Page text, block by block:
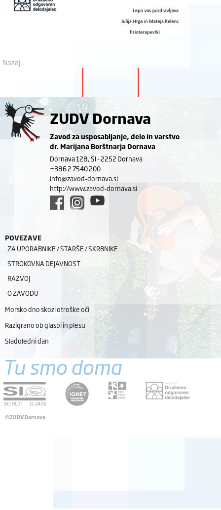
Nazaj
ZUDV Dornava
Zavod za usposabljanje, delo in varstvo
dr. Marijana Borštnarja Dornava
Dornava 128, SI - 2252 Dornava
+386 2 7540 200
info@zavod-dornava.si
http://www.zavod-dornava.si
POVEZAVE
ZA UPORABNIKE / STARŠE / SKRBNIKE
STROKOVNA DEJAVNOST
RAZVOJ
O ZAVODU
Morsko dno skozi otroške oči
Razigrano ob glasbi in plesu
Sladoledni dan
Tu smo doma
©ZUDV Dornava